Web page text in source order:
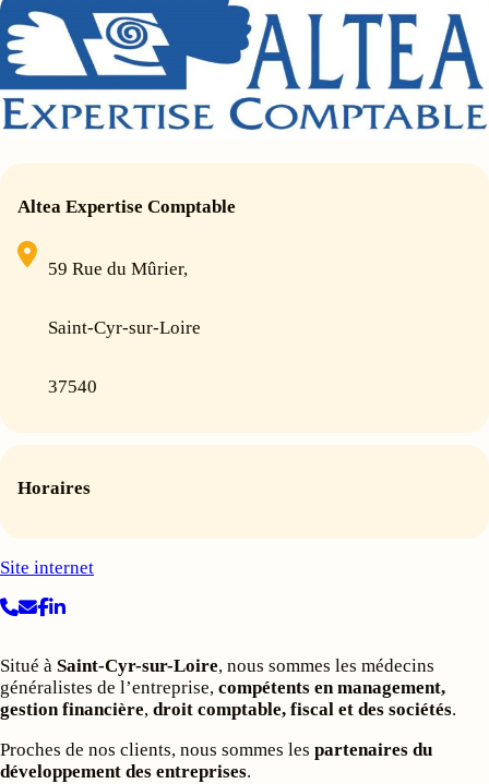
Altea Expertise Comptable
59 Rue du Mûrier,
Saint-Cyr-sur-Loire
37540
Horaires
Site internet
Situé à Saint-Cyr-sur-Loire, nous sommes les médecins
généralistes de l’entreprise, compétents en management,
gestion financière, droit comptable, fiscal et des sociétés.
Proches de nos clients, nous sommes les partenaires du
développement des entreprises.